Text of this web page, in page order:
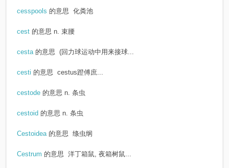
cesspools 的意思 化粪池
cest 的意思 n. 束腰
cesta 的意思 (回力球运动中用来接球...
cesti 的意思 cestus蹬傅庶...
cestode 的意思 n. 条虫
cestoid 的意思 n. 条虫
Cestoidea 的意思 绦虫纲
Cestrum 的意思 洋丁箱鼠, 夜箱树鼠...